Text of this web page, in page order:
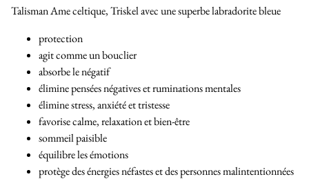
Talisman Ame celtique, Triskel avec une superbe labradorite bleue
protection
agit comme un bouclier
absorbe le négatif
élimine pensées négatives et ruminations mentales
élimine stress, anxiété et tristesse
favorise calme, relaxation et bien-être
sommeil paisible
équilibre les émotions
protège des énergies néfastes et des personnes malintentionnées